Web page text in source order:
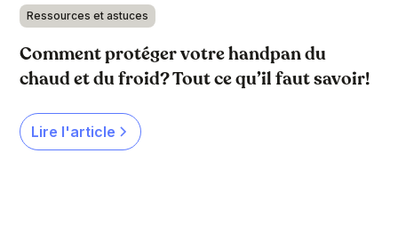
Ressources et astuces
Comment protéger votre handpan du
chaud et du froid? Tout ce qu’il faut savoir!
Lire l'article